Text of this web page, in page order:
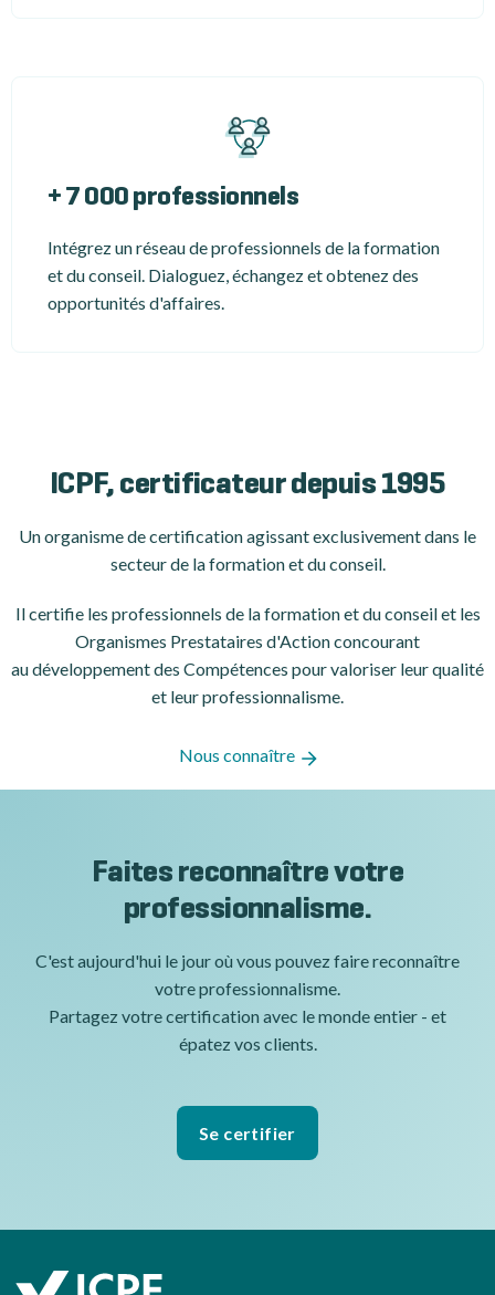
+ 7 000 professionnels
Intégrez un réseau de professionnels de la formation
et du conseil. Dialoguez, échangez et obtenez des
opportunités d'affaires.
ICPF, certificateur depuis 1995
Un organisme de certificationagissant exclusivement dans le
secteur de la formation et du conseil.
Il certifie les professionnels de la formation et du conseil et les
Organismes Prestataires d'Action concourant
au développement des Compétences pour valoriser leur qualité
et leur professionnalisme.
Nous connaître
Faites reconnaître votre
professionnalisme.
C'est aujourd'hui le jour où vous pouvez faire reconnaître
votre professionnalisme.
Partagez votre certification avec le monde entier - et
épatez vos clients.
Se certifier